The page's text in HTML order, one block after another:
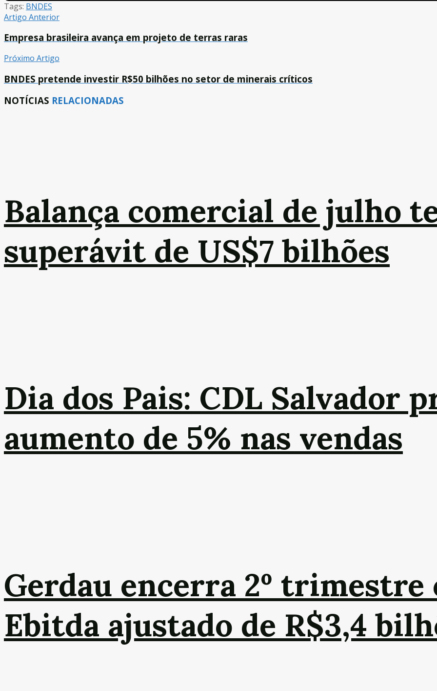
Tags: BNDES
Artigo Anterior
Empresa brasileira avança em projeto de terras raras
Próximo Artigo
BNDES pretende investir R$50 bilhões no setor de minerais críticos
NOTÍCIAS RELACIONADAS
Balança comercial de julho
superávit de US$7 bilhões
Dia dos Pais: CDL Salvador
aumento de 5% nas vendas
Gerdau encerra 2º trimestre
Ebitda ajustado de R$3,4